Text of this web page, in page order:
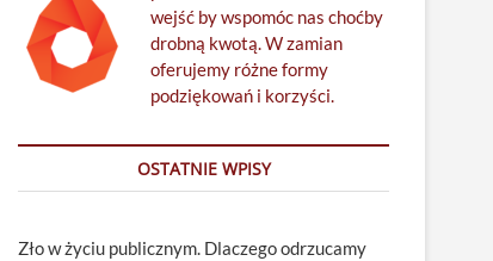
t
wejść by wspomóc nas choćby
drobną kwotą. W zamian
oferujemy różne formy
podziękowań i korzyści.
OSTATNIE WPISY
Zło w życiu publicznym. Dlaczego odrzucamy